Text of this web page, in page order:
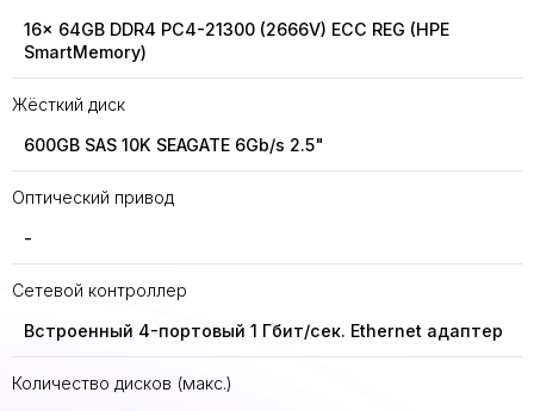
16x 64GB DDR4 PC4-21300 (2666V) ECC REG (HPE
SmartMemory)
Жёсткий диск
600GB SAS 10K SEAGATE 6Gb/s 2.5"
Оптический привод
-
Сетевой контроллер
Встроенный 4-портовый 1 Гбит/сек. Ethernet адаптер
Количество дисков (макс.)